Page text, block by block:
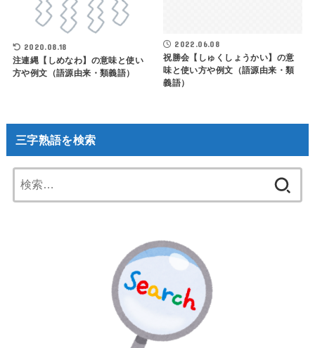
2020.08.18
注連縄【しめなわ】の意味と使い
方や例文（語源由来・類義語）
2022.06.08
祝勝会【しゅくしょうかい】の意
味と使い方や例文（語源由来・類
義語）
三字熟語を検索
索: